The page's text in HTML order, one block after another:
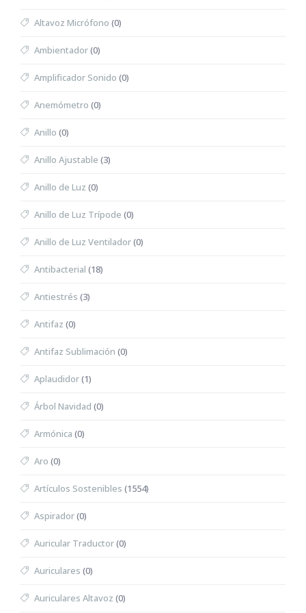
Altavoz Micrófono (0)
Ambientador(0)
Amplificador Sonido (0)
Anemómetro (0)
Anillo (0)
Anillo Ajustable (3)
Anillo de Luz (0)
Anillo de Luz Trípode (0)
Anillo de Luz Ventilador(0)
Antibacterial (18)
Antiestrés (3)
Antifaz (0)
Antifaz Sublimación (0)
Aplaudidor(1)
Árbol Navidad (0)
Armónica (0)
Aro (0)
Artículos Sostenibles (1554)
Aspirador(0)
Auricular Traductor(0)
Auriculares (0)
Auriculares Altavoz (0)